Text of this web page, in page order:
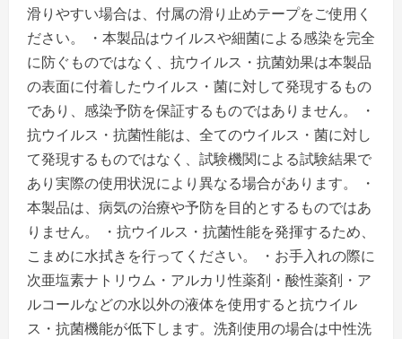
滑りやすい場合は、付属の滑り止めテープをご使用く
ださい。 ・本製品はウイルスや細菌による感染を完全
に防ぐものではなく、抗ウイルス・抗菌効果は本製品
の表面に付着したウイルス・菌に対して発現するもの
であり、感染予防を保証するものではありません。 ・
抗ウイルス・抗菌性能は、全てのウイルス・菌に対し
て発現するものではなく、試験機関による試験結果で
あり実際の使用状況により異なる場合があります。 ・
本製品は、病気の治療や予防を目的とするものではあ
りません。 ・抗ウイルス・抗菌性能を発揮するため、
こまめに水拭きを行ってください。 ・お手入れの際に
次亜塩素ナトリウム・アルカリ性薬剤・酸性薬剤・ア
ルコールなどの水以外の液体を使用すると抗ウイル
ス・抗菌機能が低下します。洗剤使用の場合は中性洗